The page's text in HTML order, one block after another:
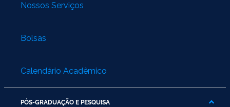
Nossos Serviços
Bolsas
Calendário Acadêmico
PÓS-GRADUAÇÃO E PESQUISA